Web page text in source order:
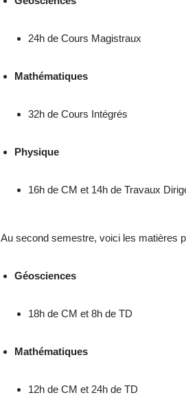
24h de Cours Magistraux
Mathématiques
32h de Cours Intégrés
Physique
16h de CM et 14h de Travaux
Au second semestre, voici les matières
Géosciences
18h de CM et 8h de TD
Mathématiques
12h de CM et 24h de TD